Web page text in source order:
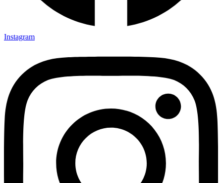
Instagram